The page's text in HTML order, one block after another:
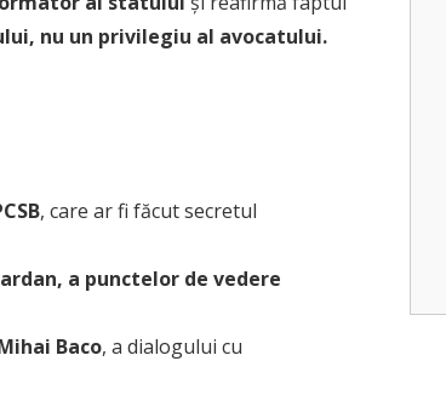
nu un privilegiu al avocatului.
, care ar fi făcut secretul
a punctelor de vedere
Baco, a dialogului cu